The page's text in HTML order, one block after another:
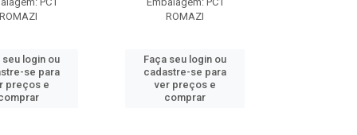
ROMAZI
seu login ou
se para
preços e
ROMAZI
Faça seu login ou
cadastre-se para
ver preços e
comprar